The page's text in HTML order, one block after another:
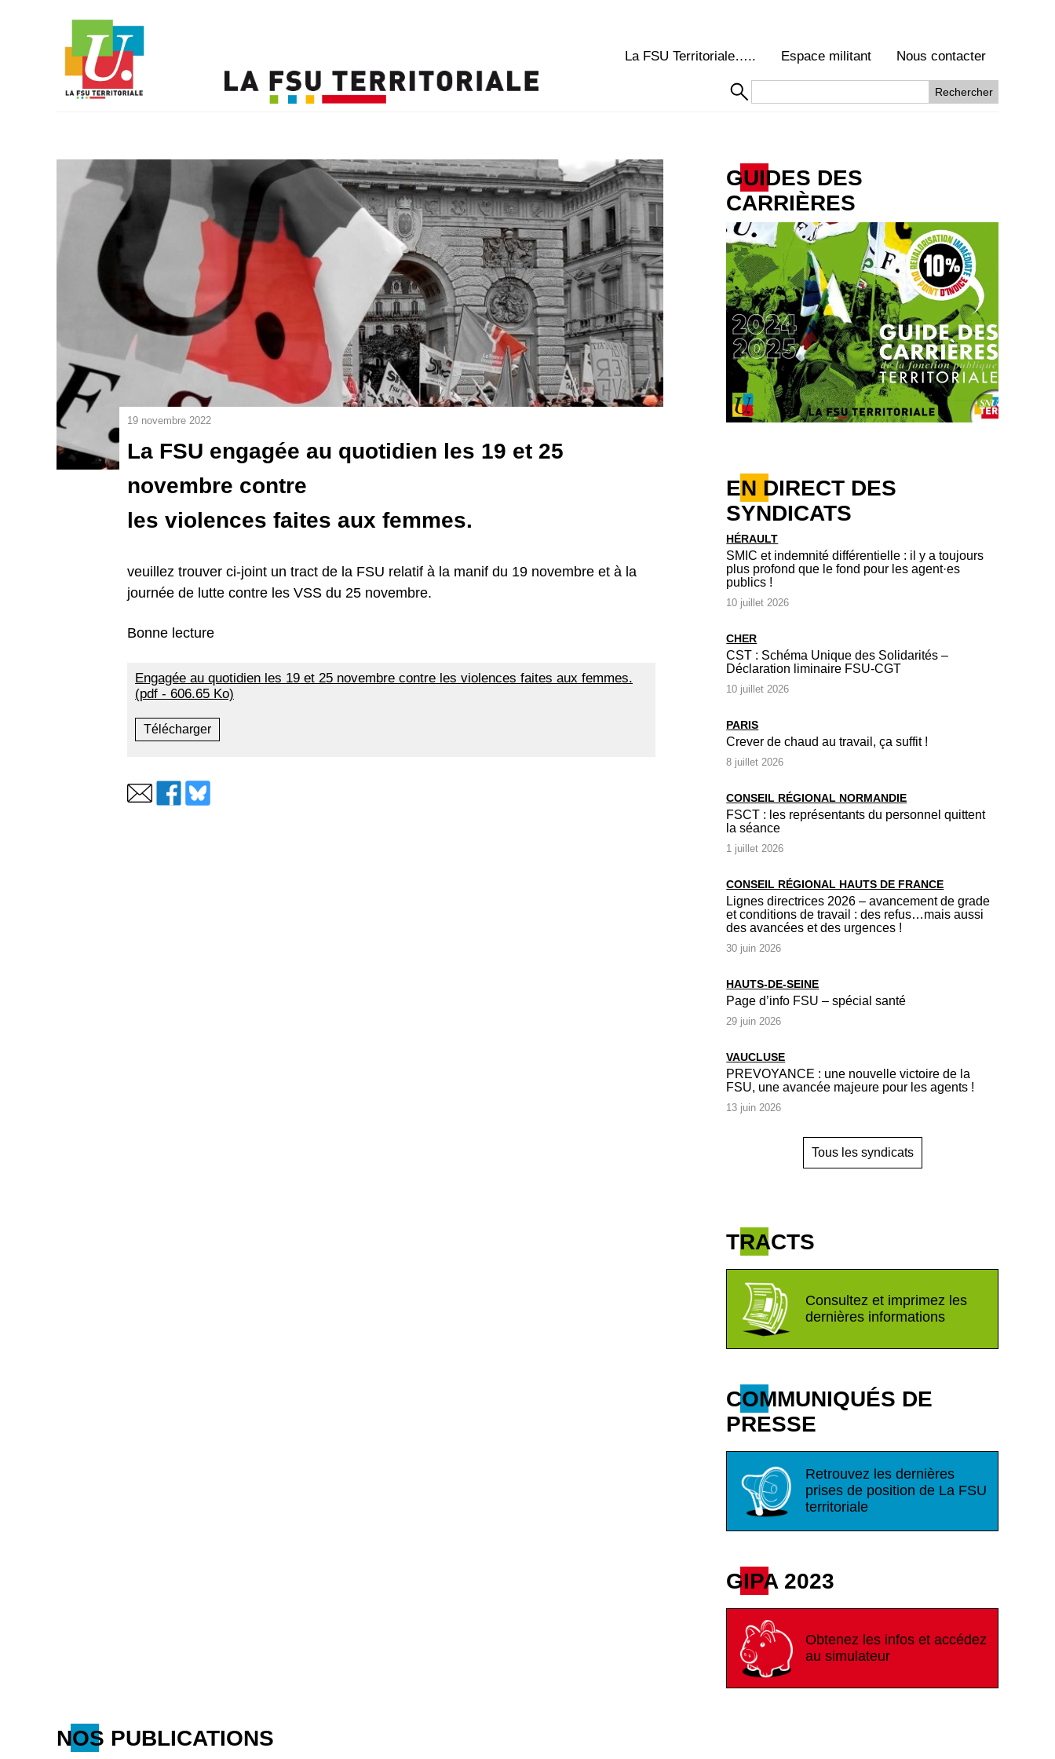
La FSU Territoriale….. Espace militant Nous contacter
19 novembre 2022
La FSU engagée au quotidien les 19 et 25
novembre contre
les violences faites aux femmes.
veuillez trouver ci-joint un tract de la FSU relatif à la manif du 19 novembre et à la
journée de lutte contre les VSS du 25 novembre.
Bonne lecture
Engagée au quotidien les 19 et 25 novembre contre les violences faites aux femmes.
(pdf - 606.65 Ko)
Télécharger
GUIDES DES
CARRIÈRES
EN DIRECT DES
SYNDICATS
HÉRAULT
SMIC et indemnité différentielle : il y a toujours
plus profond que le fond pour les agent·es
publics !
10 juillet 2026
CHER
CST : Schéma Unique des Solidarités –
Déclaration liminaire FSU-CGT
10 juillet 2026
PARIS
Crever de chaud au travail, ça suffit !
8 juillet 2026
CONSEIL RÉGIONAL NORMANDIE
FSCT : les représentants du personnel quittent
la séance
1 juillet 2026
CONSEIL RÉGIONAL HAUTS DE FRANCE
Lignes directrices 2026 – avancement de grade
et conditions de travail : des refus…mais aussi
des avancées et des urgences !
30 juin 2026
HAUTS-DE-SEINE
Page d’info FSU – spécial santé
29 juin 2026
VAUCLUSE
PREVOYANCE : une nouvelle victoire de la
FSU, une avancée majeure pour les agents !
13 juin 2026
Tous les syndicats
TRACTS
Consultez et imprimez les
dernières informations
COMMUNIQUÉS DE
PRESSE
Retrouvez les dernières
prises de position de La FSU
territoriale
GIPA 2023
Obtenez les infos et accédez
au simulateur
NOS PUBLICATIONS